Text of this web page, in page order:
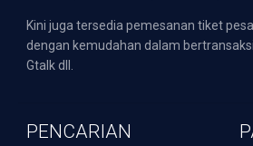
Kini juga tersedia pemesanan tiket
dengan kemudahan dalam
Gtalk dll.
PENCARIAN